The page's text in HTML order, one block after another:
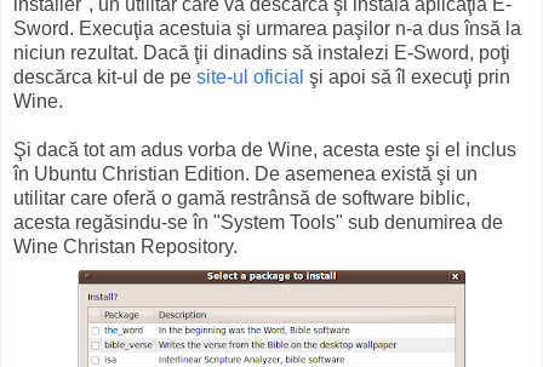
Sword. Execuţia acestuia şi urmarea paşilor n-a dus însă la
niciun rezultat. Dacă ţii dinadins să instalezi E-Sword, poţi
descărca kit-ul de pe site-ul oficial şi apoi să îl execuţi prin
Wine.
Şi dacă tot am adus vorba de Wine, acesta este şi el inclus
în Ubuntu Christian Edition. De asemenea există şi un
utilitar care oferă o gamă restrânsă de software biblic,
acesta regăsindu-se în "System Tools" sub denumirea de
Wine Christan Repository.